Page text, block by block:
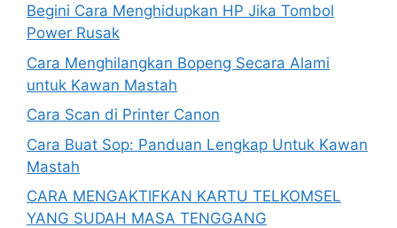
Begini Cara Menghidupkan HP Jika Tombol
Power Rusak
Cara Menghilangkan Bopeng Secara Alami
untuk Kawan Mastah
Cara Scan di Printer Canon
Cara Buat Sop: Panduan Lengkap Untuk Kawan
Mastah
CARA MENGAKTIFKAN KARTU TELKOMSEL
YANG SUDAH MASA TENGGANG